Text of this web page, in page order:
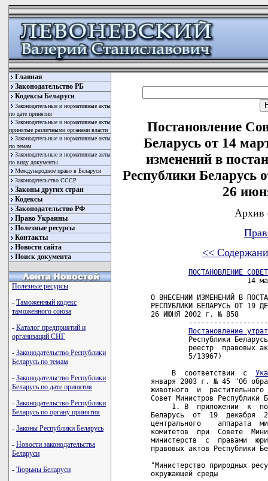
Главная
Законодательство РБ
Кодексы Беларуси
Законодательные и нормативные акты
по дате принятия
Законодательные и нормативные акты
принятые различными органами власти
Законодательные и нормативные акты
по темам
Законодательные и нормативные акты
по виду документы
Международное право в Беларуси
Законодательство СССР
Законы других стран
Кодексы
Законодательство РФ
Право Украины
Полезные ресурсы
Контакты
Новости сайта
Поиск документа
Полезные ресурсы
- Таможенный кодекс
таможенного союза
- Каталог предприятий и
организаций СНГ
- Законодательство Республики
Беларусь по темам
- Законодательство Республики
Беларусь по дате принятия
- Законодательство Республики
Беларусь по органу принятия
- Законы Республики Беларусь
- Новости законодательства
Беларуси
- Тюрьмы Беларуси
Постановление
Беларусь от 14
изменений в
Республики Беларусь
26
Архив
<<
ПОСТАНОВЛЕНИЕ
14
О ВНЕСЕНИИ ИЗМЕНЕНИЙ В
РЕСПУБЛИКИ БЕЛАРУСЬ ОТ 19
26 ИЮНЯ 2002 г. № 858
Постановление
Республики
реестр  правовых
         5/13967)
     В  соответствии  с
января 2003 г. № 45 "Об
животного  и  растительного
Совет Министров Республики
1. В  приложении  к
Беларусь  от  19  декабря
центрального    аппарата
комитетов  при  Совете
министерств  с  правами
правовых актов
"Министерство природных
окружающей среды